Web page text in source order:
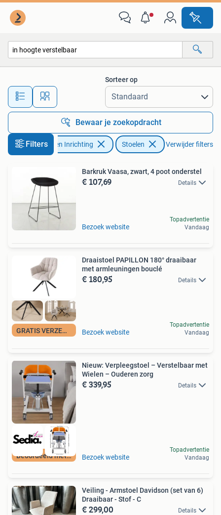
Alle afstanden…
Sorteer op
Bewaar je zoekopdracht
FiltersHuis en Inrichting Stoelen Verwijder filters
Barkruk Vaasa, zwart, 4 poot onderstel
€ 107,69 Details
Bezoek website
Topadvertentie
Vandaag
GRATIS VERZENDING
Draaistoel PAPILLON 180° draaibaar
met armleuningen bouclé
€ 180,95 Details
Bezoek website
Topadvertentie
Vandaag
Beoordeeld met 9+
Nieuw: Verpleegstoel – Verstelbaar met
Wielen – Ouderen zorg
€ 339,95 Details
Bezoek website
Topadvertentie
Vandaag
Veiling - Armstoel Davidson (set van 6)
Draaibaar - Stof - C
€ 299,00 Details